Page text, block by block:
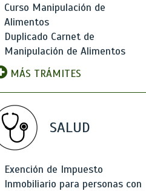
Curso Manipulación de
Alimentos
Duplicado Carnet de
Manipulación de Alimentos
MÁS TRÁMITES
SALUD
Exención de Impuesto
Inmobiliario para personas con